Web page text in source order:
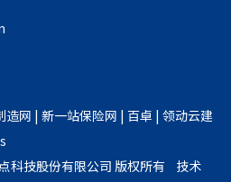
造网 | 新一站保险网 | 百卓 | 领动云建
科技股份有限公司 版权所有 技术